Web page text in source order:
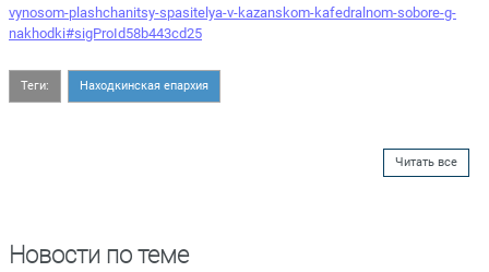
vynosom-plashchanitsy-spasitelya-v-kazanskom-kafedralnom-sobore-g-
nakhodki#sigProId58b443cd25
Теги: Находкинская епархия
Читать все
Новости по теме